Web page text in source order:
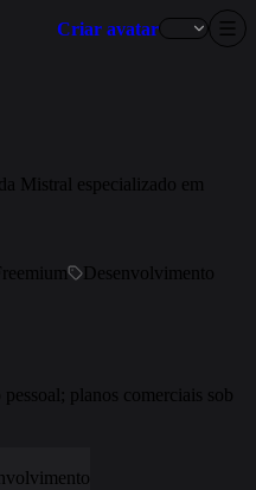
Criar avatar
Mistral especializado em
Desenvolvimento
planos comerciais sob